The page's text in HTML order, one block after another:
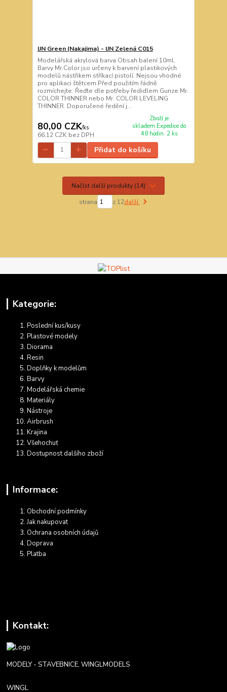
IJN Green (Nakajima) - IJN Zelená C015
Modelářská akrylová barva Obsah balení 10ml.
Barvy Mr.Color jso určeny k barvení plastikových
modelů nástřikem stříkací pistolí. Nejsou vhodné
pro aplikaci štětcem.Před použitím řádně
rozmíchejte. Řeďte dle potřeby ředidlem Gunze Mr.
COLOR THINNER nebo Mr. COLOR LEVELING
THINNER. Doporučené ředění j...
80,00 CZK/ks
66,12 CZK bez DPH
Zboží je
skladem.Expedice do
48 hodin. 2 ks
Přidat do košíku
Načíst další produkty (14)
strana z 12další
Kategorie:
Poslední kus/kusy
Plastové modely
Diorama
Resin
Doplňky k modelům
Barvy
Modelářská chemie
Materiály
Nástroje
Airbrush
Krajina
Všehochuť
Dostupnost dalšího zboží
Informace:
Obchodní podmínky
Jak nakupovat
Ochrana osobních údajů
Doprava
Platba
Kontakt:
MODELY - STAVEBNICE, WINGLMODELS
WINGL